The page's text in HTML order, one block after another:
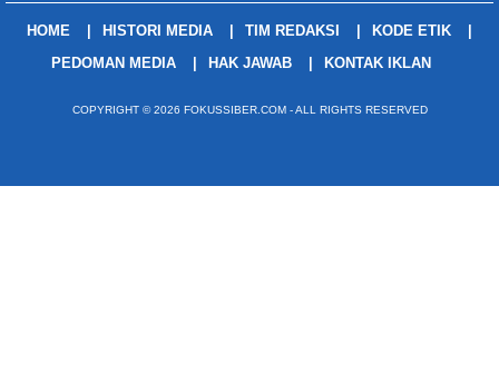
HOME HISTORI MEDIA TIM REDAKSI
KODE ETIK
PEDOMAN MEDIA
HAK JAWAB KONTAK IKLAN
COPYRIGHT © 2026 FOKUSSIBER.COM - ALL RIGHTS RESERVED